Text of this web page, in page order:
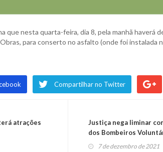
que nesta quarta-feira, dia 8, pela manhã haverá
para conserto no asfalto (onde foi instalada
Compartilhar no Twitter
atrações
Justiça nega liminar
dos Bombeiros
7 de dezembro de 2021